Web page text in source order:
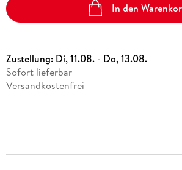
In den
Zustellung: Di, 11.08. - Do, 13.08.
Sofort lieferbar
Versandkostenfrei